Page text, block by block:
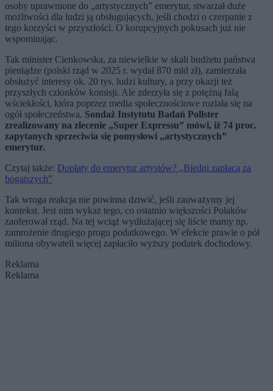
osoby uprawnione do „artystycznych” emerytur, stwarzał duże
możliwości dla ludzi ją obsługujących, jeśli chodzi o czerpanie z
tego korzyści w przyszłości. O korupcyjnych pokusach już nie
wspominając.
Tak minister Cienkowska, za niewielkie w skali budżetu państwa
pieniądze (polski rząd w 2025 r. wydał 870 mld zł), zamierzała
obsłużyć interesy ok. 20 tys. ludzi kultury, a przy okazji też
przyszłych członków komisji. Ale zderzyła się z potężną falą
wściekłości, która poprzez media społecznościowe rozlała się na
ogół społeczeństwa. Sondaż Instytutu Badań Pollster
zrealizowany na zlecenie „Super Expressu” mówi, iż 74 proc.
zapytanych sprzeciwia się pomysłowi „artystycznych”
emerytur.
Czytaj także: Dopłaty do emerytur artystów? „Biedni zapłacą za
bogatszych”
Tak wroga reakcja nie powinna dziwić, jeśli zauważymy jej
kontekst. Jest nim wykaz tego, co ostatnio większości Polaków
zaoferował rząd. Na tej wciąż wydłużającej się liście mamy np.
zamrożenie drugiego progu podatkowego. W efekcie prawie o pół
miliona obywateli więcej zapłaciło wyższy podatek dochodowy.
Reklama
Reklama